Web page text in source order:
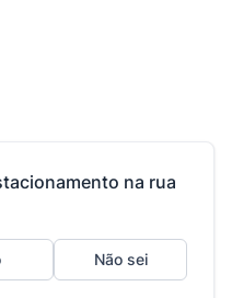
na rua
Não sei